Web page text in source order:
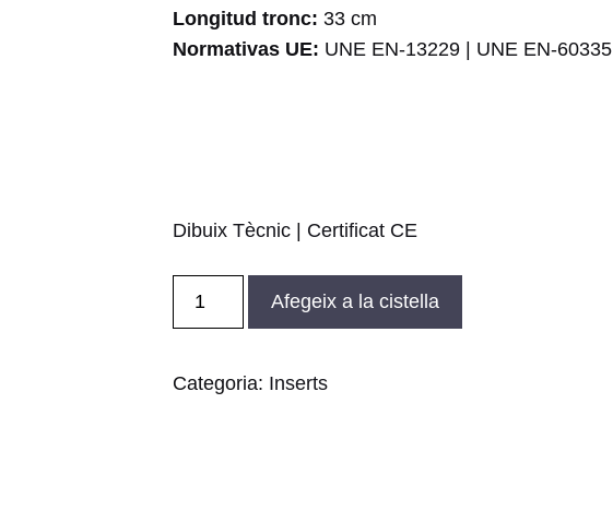
Longitud tronc: 33 cm
Normativas UE: UNE EN-13229 | UNE EN-60335
Dibuix Tècnic| Certificat CE
quantitat
insertable
Afegeix a la cistella
Categoria: Inserts